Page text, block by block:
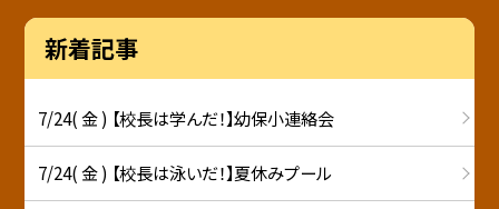
新着記事
7/24( 金 ) 【校長は学んだ！】幼保小連絡会
7/24( 金 ) 【校長は泳いだ！】夏休みプール